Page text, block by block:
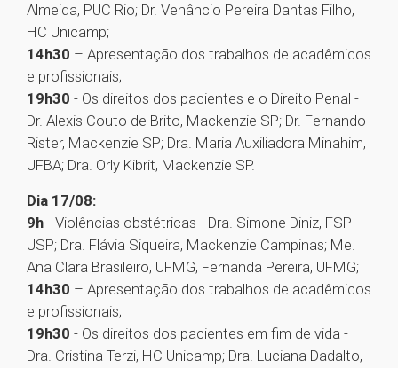
Almeida, PUC Rio; Dr. Venâncio Pereira Dantas Filho,
HC Unicamp;
14h30 – Apresentação dos trabalhos de acadêmicos
e profissionais;
19h30 - Os direitos dos pacientes e o Direito Penal -
Dr. Alexis Couto de Brito, Mackenzie SP; Dr. Fernando
Rister, Mackenzie SP; Dra. Maria Auxiliadora Minahim,
UFBA; Dra. Orly Kibrit, Mackenzie SP.
Dia 17/08:
9h - Violências obstétricas - Dra. Simone Diniz, FSP-
USP; Dra. Flávia Siqueira, Mackenzie Campinas; Me.
Ana Clara Brasileiro, UFMG, Fernanda Pereira, UFMG;
14h30 – Apresentação dos trabalhos de acadêmicos
e profissionais;
19h30 - Os direitos dos pacientes em fim de vida -
Dra. Cristina Terzi, HC Unicamp; Dra. Luciana Dadalto,